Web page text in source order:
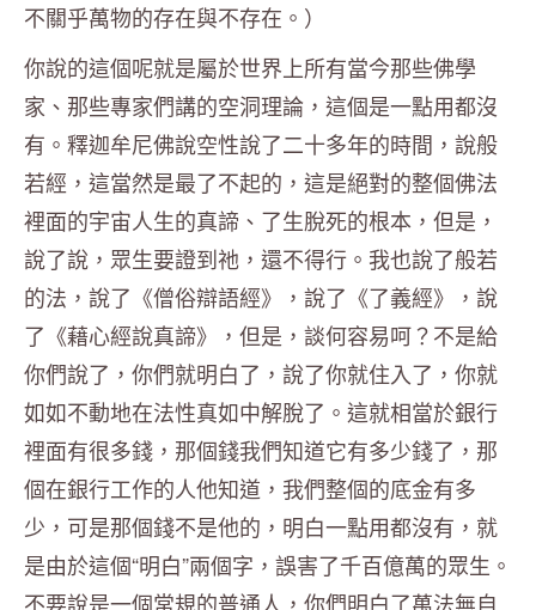
不關乎萬物的存在與不存在。）
你說的這個呢就是屬於世界上所有當今那些佛學
家、那些專家們講的空洞理論，這個是一點用都沒
有。釋迦牟尼佛說空性說了二十多年的時間，說般
若經，這當然是最了不起的，這是絕對的整個佛法
裡面的宇宙人生的真諦、了生脫死的根本，但是，
說了說，眾生要證到祂，還不得行。我也說了般若
的法，說了《僧俗辯語經》，說了《了義經》，說
了《藉心經說真諦》，但是，談何容易呵？不是給
你們說了，你們就明白了，說了你就住入了，你就
如如不動地在法性真如中解脫了。這就相當於銀行
裡面有很多錢，那個錢我們知道它有多少錢了，那
個在銀行工作的人他知道，我們整個的底金有多
少，可是那個錢不是他的，明白一點用都沒有，就
是由於這個“明白”兩個字，誤害了千百億萬的眾生。
不要說是一個常規的普通人，你們明白了萬法無自